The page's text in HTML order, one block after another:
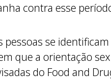
contra esse
se
que a orientação
do Food and